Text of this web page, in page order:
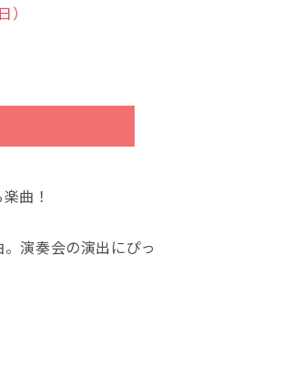
曲！
演奏会の演出にぴっ